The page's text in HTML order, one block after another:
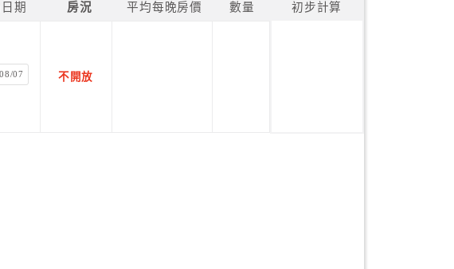
期 房況 平均每晚房價 數量 初步計算
07 不開放